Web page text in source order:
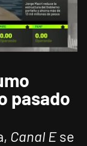
pasado
Canal Ese